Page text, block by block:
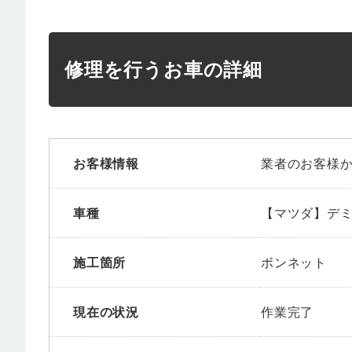
修理を行うお車の詳細
お客様情報 業者のお客様
車種 【マツダ】デ
施工箇所 ボンネット
現在の状況 作業完了